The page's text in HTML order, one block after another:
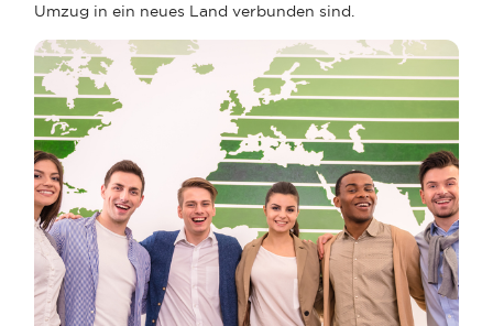
Umzug in ein neues Land verbunden sind.